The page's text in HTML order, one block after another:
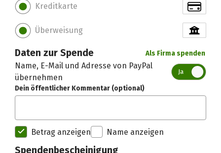
Kreditkarte
Überweisung
Daten zur Spende Als Firma spenden
Name, E-Mail und Adresse von PayPal
übernehmen
Ja
Dein öffentlicher Kommentar (optional)
Betrag anzeigen Name anzeigen
Spendenbescheinigung